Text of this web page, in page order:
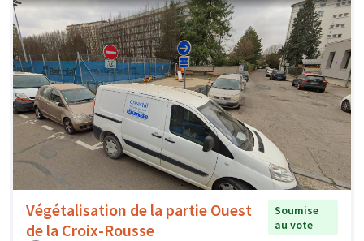
Végétalisation de la partie Ouest
de la Croix-Rousse
Soumise
au vote